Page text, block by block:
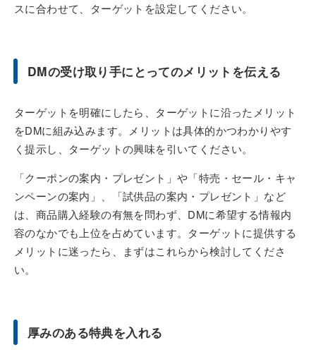
スに合わせて、ターゲットを設定してください。
DMの受け取り手にとってのメリットを伝える
ターゲットを明確にしたら、ターゲットに沿ったメリット
をDMに組み込みます。メリットは具体的かつわかりやす
く提示し、ターゲットの興味を引いてください。
「クーポンの案内・プレゼント」や「特売・セール・キャ
ンペーンの案内」、「試供品の案内・プレゼント」など
は、商品購入経験の有無を問わず、DMに希望する情報内
容のなかでも上位を占めています。ターゲットに提供する
メリットに迷ったら、まずはこれらから検討してくださ
い。
厚みのある特典を入れる